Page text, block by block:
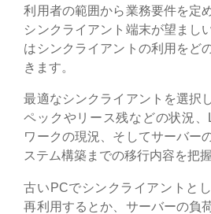
利用者の範囲から業務要件を定
シンクライアント端末が望まし
はシンクライアントの利用をど
きます。
最適なシンクライアントを選択
ペックやリース残などの状況、
ワークの現況、そしてサーバー
ステム構築までの移行内容を把
古いPCでシンクライアントと
再利用するとか、サーバーの負